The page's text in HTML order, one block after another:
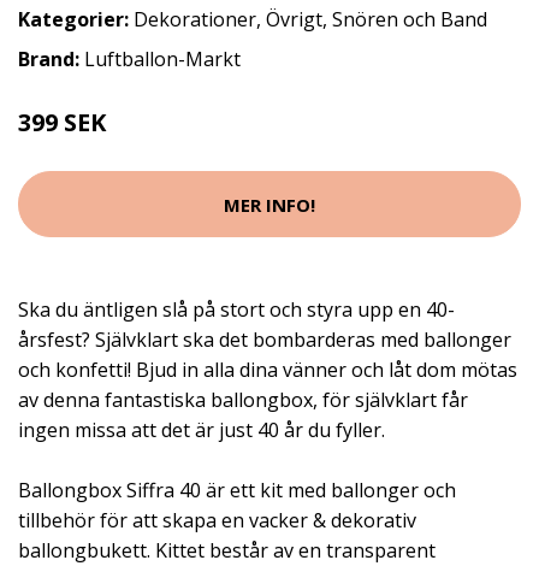
Kategorier: Dekorationer, Övrigt, Snören och Band
Brand: Luftballon-Markt
399 SEK
MER INFO!
Ska du äntligen slå på stort och styra upp en 40-
årsfest? Självklart ska det bombarderas med ballonger
och konfetti! Bjud in alla dina vänner och låt dom mötas
av denna fantastiska ballongbox, för självklart får
ingen missa att det är just 40 år du fyller.
Ballongbox Siffra 40 är ett kit med ballonger och
tillbehör för att skapa en vacker & dekorativ
ballongbukett. Kittet består av en transparent